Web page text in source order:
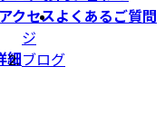
アクセスよくあるご質問
細
ジ
ブログ